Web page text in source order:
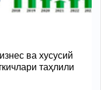
ва хусусий
таҳлили